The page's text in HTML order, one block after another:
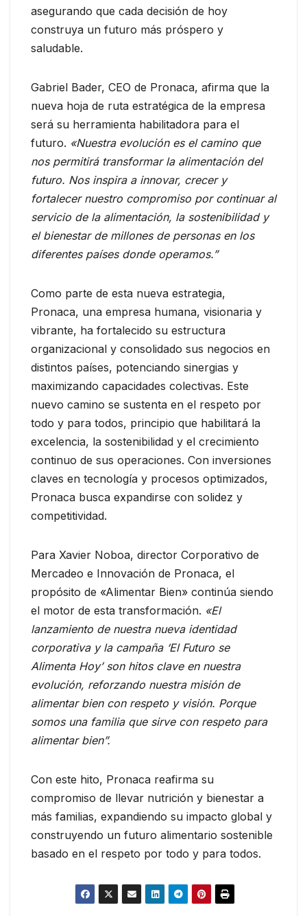
asegurando que cada decisión de hoy
construya un futuro más próspero y
saludable.
Gabriel Bader, CEO de Pronaca, afirma que la
nueva hoja de ruta estratégica de la empresa
será su herramienta habilitadora para el
futuro. «Nuestra evolución es el camino que
nos permitirá transformar la alimentación del
futuro. Nos inspira a innovar, crecer y
fortalecer nuestro compromiso por continuar al
servicio de la alimentación, la sostenibilidad y
el bienestar de millones de personas en los
diferentes países donde operamos.”
Como parte de esta nueva estrategia,
Pronaca, una empresa humana, visionaria y
vibrante, ha fortalecido su estructura
organizacional y consolidado sus negocios en
distintos países, potenciando sinergias y
maximizando capacidades colectivas. Este
nuevo camino se sustenta en el respeto por
todo y para todos, principio que habilitará la
excelencia, la sostenibilidad y el crecimiento
continuo de sus operaciones. Con inversiones
claves en tecnología y procesos optimizados,
Pronaca busca expandirse con solidez y
competitividad.
Para Xavier Noboa, director Corporativo de
Mercadeo e Innovación de Pronaca, el
propósito de «Alimentar Bien» continúa siendo
el motor de esta transformación. «El
lanzamiento de nuestra nueva identidad
corporativa y la campaña ‘El Futuro se
Alimenta Hoy’ son hitos clave en nuestra
evolución, reforzando nuestra misión de
alimentar bien con respeto y visión. Porque
somos una familia que sirve con respeto para
alimentar bien”.
Con este hito, Pronaca reafirma su
compromiso de llevar nutrición y bienestar a
más familias, expandiendo su impacto global y
construyendo un futuro alimentario sostenible
basado en el respeto por todo y para todos.